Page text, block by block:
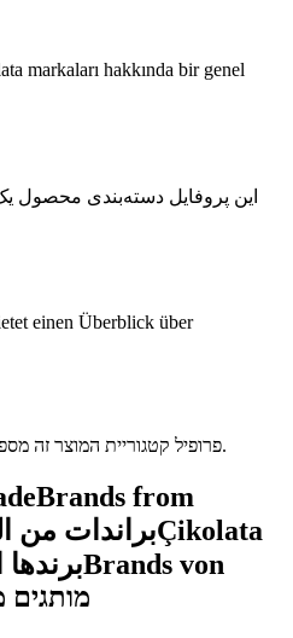
markaları hakkında bir genel
این پروفایل دسته‌بندی محصول
einen Überblick über
פרופיל קטגוריית המוצר זה מספק סקירה כללית על מותגי שוקולד.
Brands from
براندات منÇikolata
Brands von
מותגים